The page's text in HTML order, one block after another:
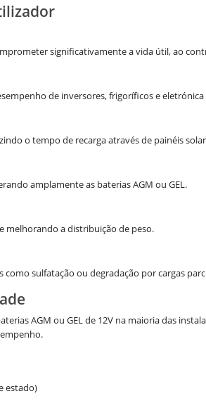
significativamente a vida útil, ao
de inversores, frigoríficos e eletrónica
o tempo de recarga através de painéis
amplamente as baterias AGM ou GEL.
melhorando a distribuição de peso.
sulfatação ou degradação por cargas
AGM ou GEL de 12V na maioria das
estado)